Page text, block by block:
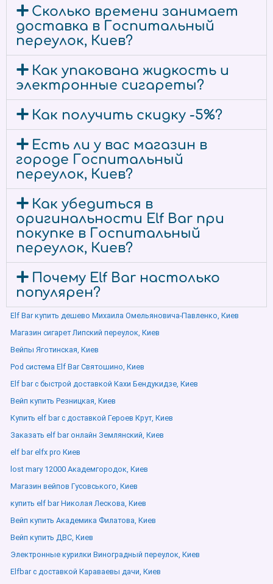
Сколько времени занимает
доставка в Госпитальный
переулок, Киев?
Как упакована жидкость и
электронные сигареты?
Как получить скидку -5%?
Есть ли у вас магазин в
городе Госпитальный
переулок, Киев?
Как убедиться в
оригинальности Elf Bar при
покупке в Госпитальный
переулок, Киев?
Почему Elf Bar настолько
популярен?
Elf Bar купить дешево Михаила Омельяновича-Павленко, Киев
Магазин сигарет Липский переулок, Киев
Вейпы Яготинская, Киев
Pod система Elf Bar Святошино, Киев
Elf bar с быстрой доставкой Кахи Бендукидзе, Киев
Вейп купить Резницкая, Киев
Купить elf bar с доставкой Героев Крут, Киев
Заказать elf bar онлайн Землянский, Киев
elf bar elfx pro Киев
lost mary 12000 Академгородок, Киев
Магазин вейпов Гусовського, Киев
купить elf bar Николая Лескова, Киев
Вейп купить Академика Филатова, Киев
Вейп купить ДВС, Киев
Электронные курилки Виноградный переулок, Киев
Elfbar с доставкой Караваевы дачи, Киев